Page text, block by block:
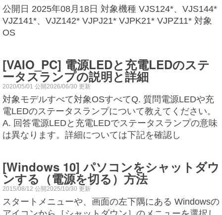
公開日 2025年08月18日 対象機種 VJS124*、VJS144*
VJZ141*、VJZ142* VJPJ21* VJPK21* VJPZ11* 対象
OS
[VAIO_PC] 電源LEDと充電LEDのステ
ータスランプの説明と詳細
2020/05/01 公開2026/06/30 更新
対象モデルすべて対象OSすべてQ. 質問電源LEDや充
電LEDのステータスランプについて教えてください。
A. 回答電源LEDと充電LEDでステータスランプの意味
は異なります。詳細については下記を確認し
[Windows 10] パソコンをシャットダウ
ンする（電源を切る）方法
2015/08/12 公開2025/10/30 更新
スタートメニューや、画面の左下隅にある Windowsの